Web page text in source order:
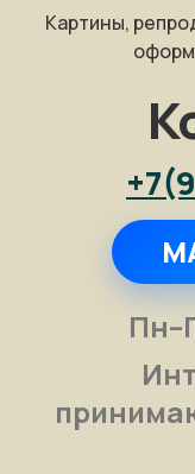
Картины,